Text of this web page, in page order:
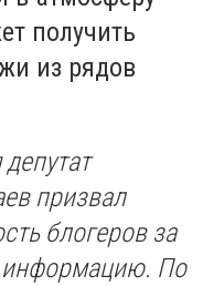
получить
из рядов
призвал
блогеров за
информацию. По